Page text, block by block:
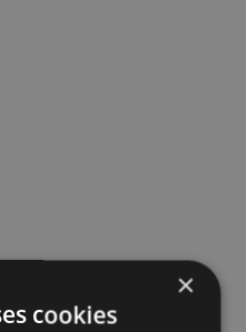
×
cookies